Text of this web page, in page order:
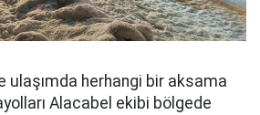
ulaşımda herhangi bir aksama
Alacabel ekibi bölgede